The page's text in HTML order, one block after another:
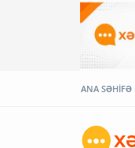
ANA SƏHİFƏ